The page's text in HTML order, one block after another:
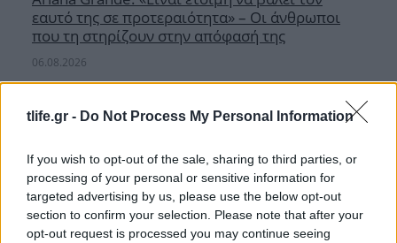
tlife.gr - Do Not Process My Personal Information
If you wish to opt-out of the sale, sharing to third parties, or
processing of your personal or sensitive information for
targeted advertising by us, please use the below opt-out
section to confirm your selection. Please note that after your
opt-out request is processed you may continue seeing
εαυτό της σε προτεραιότητα» – Οι άνθρωποι
που τη στηρίζουν στην απόφασή της
06.08.2026
ΔΙΑΦΗΜΙΣΗ